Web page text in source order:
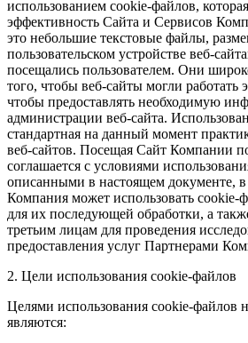
использованием cookie-файлов,
эффективность Сайта и Сервисов
это небольшие текстовые файлы,
пользовательском устройстве веб-
посещались пользователем. Они
того, чтобы веб-сайты могли работать
чтобы предоставлять необходимую
администрации веб-сайта.
стандартная на данный момент
веб-сайтов. Посещая Сайт Компании
соглашается с условиями
описанными в настоящем документе, в
Компания может использовать
для их последующей обработки, а
третьим лицам для проведения
предоставления услуг Партнерами
2. Цели использования cookie-файлов
Целями использования cookie-файлов
являются: